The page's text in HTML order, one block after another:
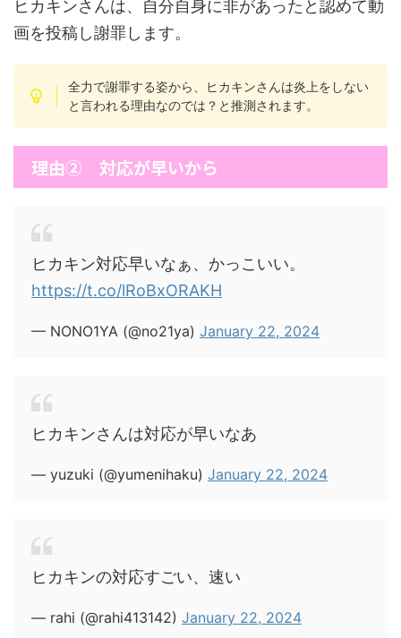
ヒカキンさんは、自分自身に非があったと認めて動
画を投稿し謝罪します。
全力で謝罪する姿から、ヒカキンさんは炎上をしない
と言われる理由なのでは？と推測されます。
理由② 対応が早いから
ヒカキン対応早いなぁ、かっこいい。
https://t.co/lRoBxORAKH
— NONO1YA (@no21ya) January 22, 2024
ヒカキンさんは対応が早いなあ
— yuzuki (@yumenihaku) January 22, 2024
ヒカキンの対応すごい、速い
— rahi (@rahi413142) January 22, 2024